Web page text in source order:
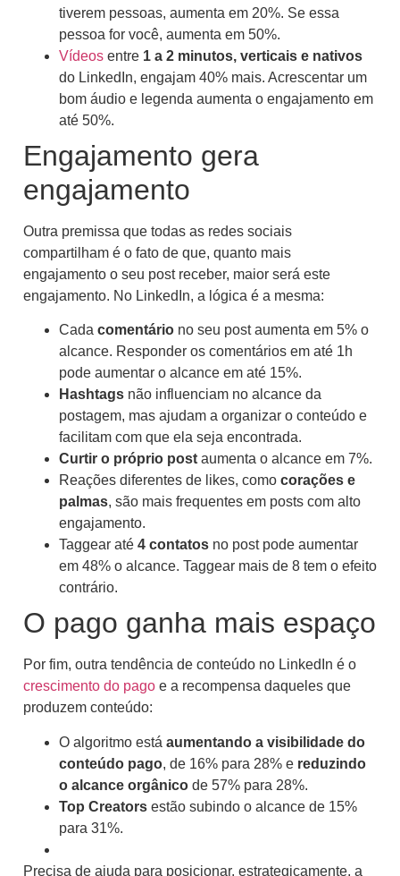
tiverem pessoas, aumenta em 20%. Se essa
pessoa for você, aumenta em 50%.
Vídeos entre 1 a 2 minutos, verticais e nativos
do LinkedIn, engajam 40% mais. Acrescentar um
bom áudio e legenda aumenta o engajamento em
até 50%.
Engajamento gera
engajamento
Outra premissa que todas as redes sociais
compartilham é o fato de que, quanto mais
engajamento o seu post receber, maior será este
engajamento. No LinkedIn, a lógica é a mesma:
Cada comentário no seu post aumenta em 5% o
alcance. Responder os comentários em até 1h
pode aumentar o alcance em até 15%.
Hashtags não influenciam no alcance da
postagem, mas ajudam a organizar o conteúdo e
facilitam com que ela seja encontrada.
Curtir o próprio post aumenta o alcance em 7%.
Reações diferentes de likes, como corações e
palmas, são mais frequentes em posts com alto
engajamento.
Taggear até 4 contatos no post pode aumentar
em 48% o alcance. Taggear mais de 8 tem o efeito
contrário.
O pago ganha mais espaço
Por fim, outra tendência de conteúdo no LinkedIn é o
crescimento do pago e a recompensa daqueles que
produzem conteúdo:
O algoritmo está aumentando a visibilidade do
conteúdo pago, de 16% para 28% e reduzindo
o alcance orgânico de 57% para 28%.
Top Creators estão subindo o alcance de 15%
para 31%.
Precisa de ajuda para posicionar, estrategicamente, a